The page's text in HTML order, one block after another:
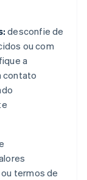
desconfie de
ou com
a
contato
termos de